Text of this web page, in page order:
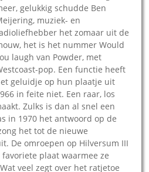
gelukkig schudde Ben
muziek- en
het zomaar uit de
het is het nummer Would
laugh van Powder, met
pop. Een functie heeft
geluidje op hun plaatje uit
in feite niet. Een raar, los
Zulks is dan al snel een
in 1970 het antwoord op de
het tot de nieuwe
De omroepen op Hilversum III
plaat waarmee ze
veel zegt over het ratjetoe